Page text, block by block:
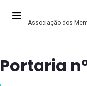
Associação dos
Portaria